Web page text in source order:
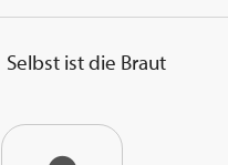
Selbst ist die Braut